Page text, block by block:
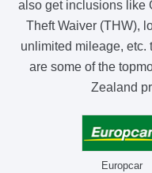
also get inclusions like
Theft Waiver (THW),
unlimited mileage, etc.
are some of the
Zealand
Europcar